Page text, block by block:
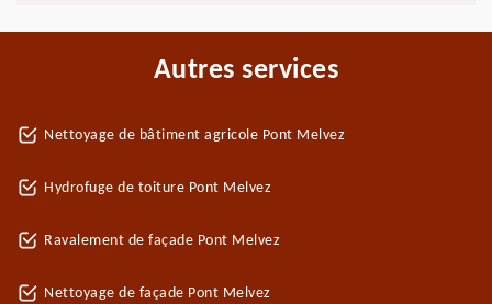
Autres services
Nettoyage de bâtiment agricole Pont Melvez
Hydrofuge de toiture Pont Melvez
Ravalement de façade Pont Melvez
Nettoyage de façade Pont Melvez